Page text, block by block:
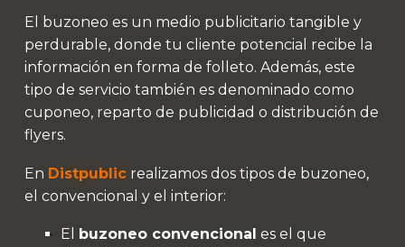
El buzoneo es un medio publicitario tangible y
perdurable, donde tu cliente potencial recibe la
información en forma de folleto. Además, este
tipo de servicio también es denominado como
cuponeo, reparto de publicidad o distribución de
flyers.
En Distpublic realizamos dos tipos de buzoneo,
el convencional y el interior:
El buzoneo convencional es el que